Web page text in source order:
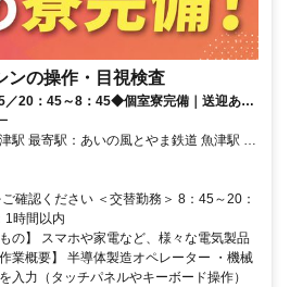
の操作・目視検査
／20：45～8：45◆個室寮完備｜送迎あり
津駅 無
確認ください ＜交替勤務＞ 8：45～20：
1時間以内
の】 スマホや家電など、様々な電気製品
業概要】 半導体製造オペレーター ・機械
入力（タッチパネルやキーボード操作）